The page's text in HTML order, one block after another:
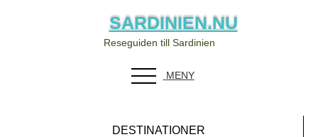
SARDINIEN.NU
Reseguiden till Sardinien
MENY
DESTINATIONER